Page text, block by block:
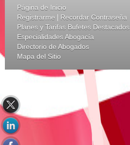
Página de Inicio
Registrarme | Recordar Contraseña
Planes y Tarifas Bufetes Destacados
Especialidades Abogacía
Directorio de Abogados
Mapa del Sitio